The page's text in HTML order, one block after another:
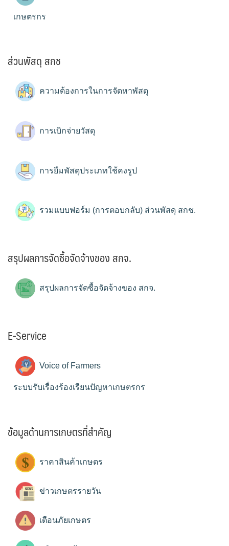
เกษตรกร
ส่วนพัสดุ สกช
ความต้องการในการจัดหาพัสดุ
การเบิกจ่ายวัสดุ
การยืมพัสดุประเภทใช้คงรูป
รวมแบบฟอร์ม (การตอบกลับ) ส่วนพัสดุ สกช.
สรุปผลการจัดซื้อจัดจ้างของ สกจ.
สรุปผลการจัดซื้อจัดจ้างของ สกจ.
E-Service
Voice of Farmers
ระบบรับเรื่องร้องเรียนปัญหาเกษตรกร
ข้อมูลด้านการเกษตรที่สำคัญ
ราคาสินค้าเกษตร
ข่าวเกษตรรายวัน
เตือนภัยเกษตร